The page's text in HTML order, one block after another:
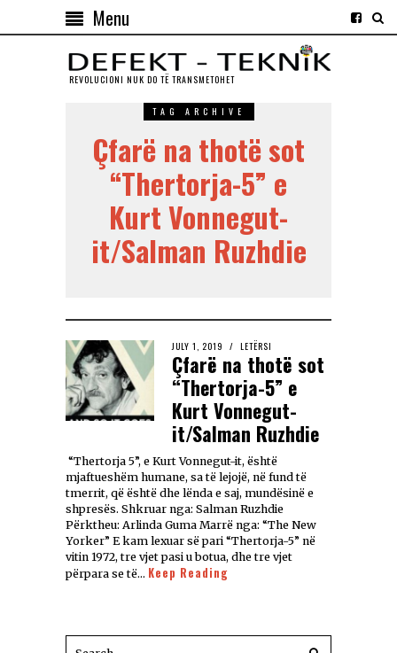
Menu
REVOLUCIONI NUK DO TЁ TRANSMETOHET
TAG ARCHIVE
Çfarë na thotë sot
“Thertorja-5” e
Kurt Vonnegut-
it/Salman Ruzhdie
JULY 1, 2019 LETËRSI
Çfarë na thotë sot
“Thertorja-5” e
Kurt Vonnegut-
it/Salman Ruzhdie
“Thertorja 5”, e Kurt Vonnegut-it, është
mjaftueshëm humane, sa të lejojë, në fund të
tmerrit, që është dhe lënda e saj, mundësinë e
shpresës. Shkruar nga: Salman Ruzhdie
Përktheu: Arlinda Guma Marrë nga: “The New
Yorker” E kam lexuar së pari “Thertorja-5” në
vitin 1972, tre vjet pasi u botua, dhe tre vjet
përpara se të… Keep Reading